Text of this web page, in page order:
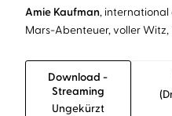
Amie Kaufman, international
Mars-Abenteuer, voller Witz,
Download -
Streaming
Ungekürzt